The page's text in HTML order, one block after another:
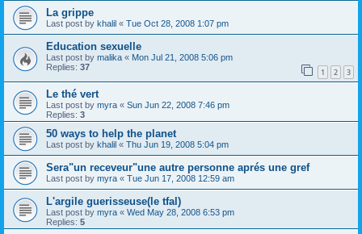
La grippe
Last post by khalil « Tue Oct 28, 2008 1:07 pm
Education sexuelle
Last post by malika « Mon Jul 21, 2008 5:06 pm
Replies: 37 1 2 3
Le thé vert
Last post by myra « Sun Jun 22, 2008 7:46 pm
Replies: 3
50 ways to help the planet
Last post by khalil « Thu Jun 19, 2008 5:04 pm
Sera"un receveur"une autre personne aprés une gref
Last post by myra « Tue Jun 17, 2008 12:59 am
L'argile guerisseuse(le tfal)
Last post by myra « Wed May 28, 2008 6:53 pm
Replies: 5